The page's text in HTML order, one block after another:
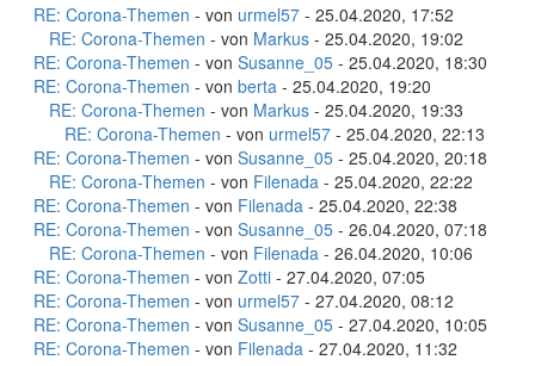
RE: Corona-Themen - von urmel57 - 25.04.2020, 17:52
RE: Corona-Themen - von Markus - 25.04.2020, 19:02
RE: Corona-Themen - von Susanne_05 - 25.04.2020, 18:30
RE: Corona-Themen - von berta - 25.04.2020, 19:20
RE: Corona-Themen - von Markus - 25.04.2020, 19:33
RE: Corona-Themen - von urmel57 - 25.04.2020, 22:13
RE: Corona-Themen - von Susanne_05 - 25.04.2020, 20:18
RE: Corona-Themen - von Filenada - 25.04.2020, 22:22
RE: Corona-Themen - von Filenada - 25.04.2020, 22:38
RE: Corona-Themen - von Susanne_05 - 26.04.2020, 07:18
RE: Corona-Themen - von Filenada - 26.04.2020, 10:06
RE: Corona-Themen - von Zotti - 27.04.2020, 07:05
RE: Corona-Themen - von urmel57 - 27.04.2020, 08:12
RE: Corona-Themen - von Susanne_05 - 27.04.2020, 10:05
RE: Corona-Themen - von Filenada - 27.04.2020, 11:32